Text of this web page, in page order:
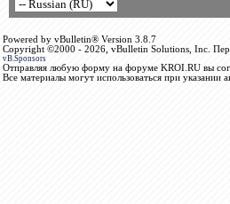
Powered by vBulletin® Version 3.8.7
Copyright ©2000 - 2026, vBulletin Solutions, Inc.
vB.Sponsors
Отправляя любую форму на форуме KROI.RU вы
Все материалы могут использоваться при указании